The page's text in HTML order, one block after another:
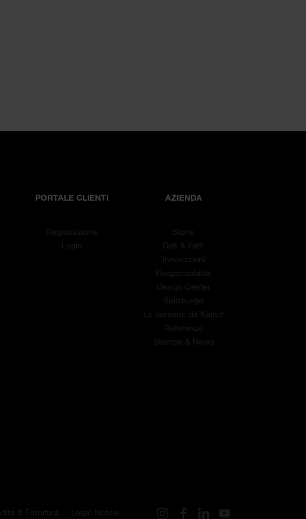
PORTALE CLIENTI
Registrazione
Login
AZIENDA
Storia
Dati & Fatti
Innovazioni
Responsabilità
Design Center
Salisburgo
Le persone da Kaindl
Referenze
Stampa & News
& Fornitura Legal Notice